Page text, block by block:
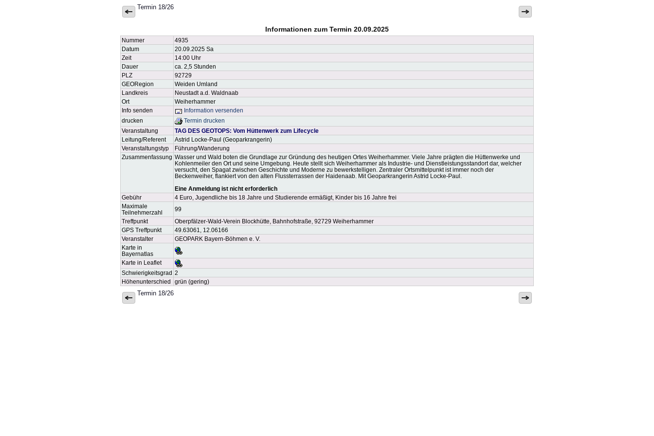
Termin 18/26
Informationen zum Termin 20.09.2025
Nummer
4935
Datum
20.09.2025 Sa
Zeit
14:00 Uhr
Dauer
ca. 2,5 Stunden
PLZ
92729
GEORegion
Weiden Umland
Landkreis
Neustadt a.d. Waldnaab
Ort
Weiherhammer
Info senden
Information versenden
drucken
Termin drucken
Veranstaltung
TAG DES GEOTOPS: Vom Hüttenwerk zum Lifecycle
Leitung/Referent
Astrid Locke-Paul (Geoparkrangerin)
Veranstaltungstyp
Führung/Wanderung
Zusammenfassung Wasser und Wald boten die Grundlage zur Gründung des heutigen Ortes Weiherhammer. Viele Jahre prägten die Hüttenwerke und
Kohlenmeiler den Ort und seine Umgebung. Heute stellt sich Weiherhammer als Industrie- und Dienstleistungsstandort dar, welcher
versucht, den Spagat zwischen Geschichte und Moderne zu bewerkstelligen. Zentraler Ortsmittelpunkt ist immer noch der
Beckenweiher, flankiert von den alten Flussterrassen der Haidenaab. Mit Geoparkrangerin Astrid Locke-Paul.
Eine Anmeldung ist nicht erforderlich
Gebühr
4 Euro, Jugendliche bis 18 Jahre und Studierende ermäßigt, Kinder bis 16 Jahre frei
Maximale
Teilnehmerzahl
99
Treffpunkt
Oberpfälzer-Wald-Verein Blockhütte, Bahnhofstraße, 92729 Weiherhammer
GPS Treffpunkt
49.63061, 12.06166
Veranstalter
GEOPARK Bayern-Böhmen e. V.
Karte in
Bayernatlas
Karte in Leaflet
Schwierigkeitsgrad 2
Höhenunterschied
grün (gering)
Termin 18/26